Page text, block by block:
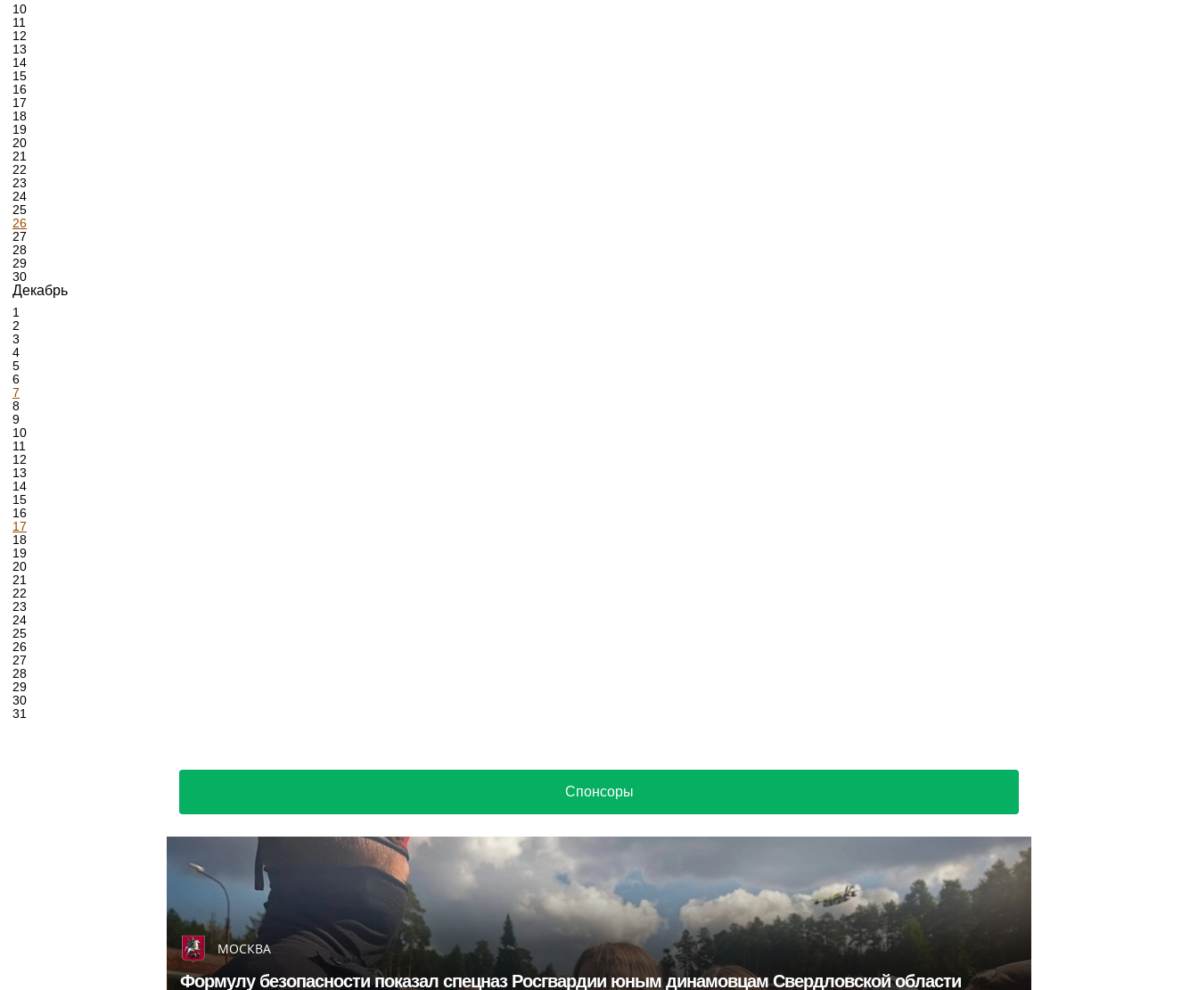
10
11
12
13
14
15
16
17
18
19
20
21
22
23
24
25
26
27
28
29
30
Декабрь
1
2
3
4
5
6
7
8
9
10
11
12
13
14
15
16
17
18
19
20
21
22
23
24
25
26
27
28
29
30
31
Спонсоры
МОСКВА
Формулу безопасности показал спецназ Росгвардии юным динамовцам Свердловской области